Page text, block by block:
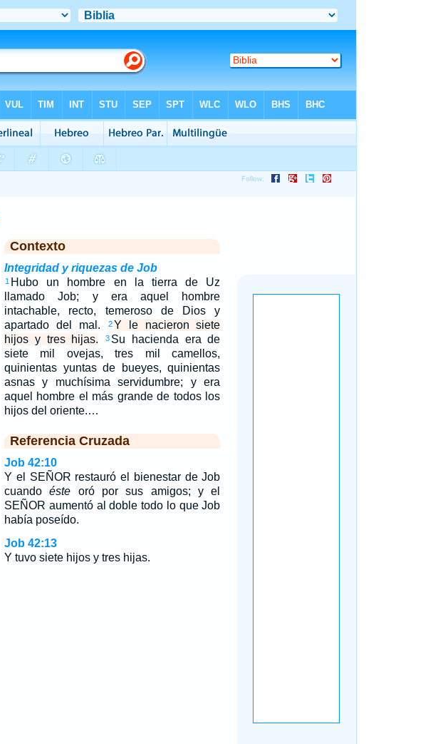
Contexto
Integridad y riquezas de Job
1 Hubo un hombre en la tierra de Uz
llamado Job; y era aquel hombre
intachable, recto, temeroso de Dios y
apartado del mal.
2Y le nacieron siete
hijos y tres hijas.
3 Su hacienda era de
siete mil ovejas, tres mil camellos,
quinientas yuntas de bueyes, quinientas
asnas y muchísima servidumbre; y era
aquel hombre el más grande de todos los
hijos del oriente.…
Referencia Cruzada
Job 42:10
Y el SEÑOR restauró el bienestar de Job
cuandoéste oró por sus amigos; y el
SEÑOR aumentó al doble todo lo que Job
había poseído.
Job 42:13
Y tuvo siete hijos y tres hijas.